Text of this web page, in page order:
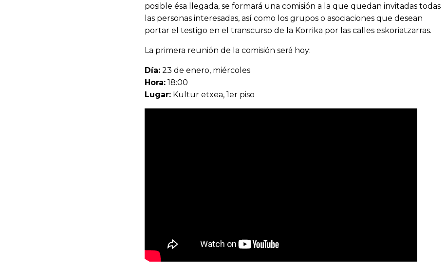
posible ésa llegada, se formará una comisión a la que quedan invitadas todas
las personas interesadas, así como los grupos o asociaciones que desean
portar el testigo en el transcurso de la Korrika por las calles eskoriatzarras.
La primera reunión de la comisión será hoy:
Día: 23 de enero, miércoles
Hora: 18:00
Lugar: Kultur etxea, 1er piso